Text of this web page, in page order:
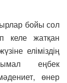
бойы сол
келе жатқан
еліміздің
еңбек
өнер